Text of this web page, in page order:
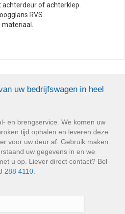
achterdeur of achterklep.
RVS.
uw bedrijfswagen in heel
en brengservice. We komen uw
tijd ophalen en leveren deze
voor uw deur af. Gebruik maken
uw gegevens in en we
u op. Liever direct contact? Bel
288 4110